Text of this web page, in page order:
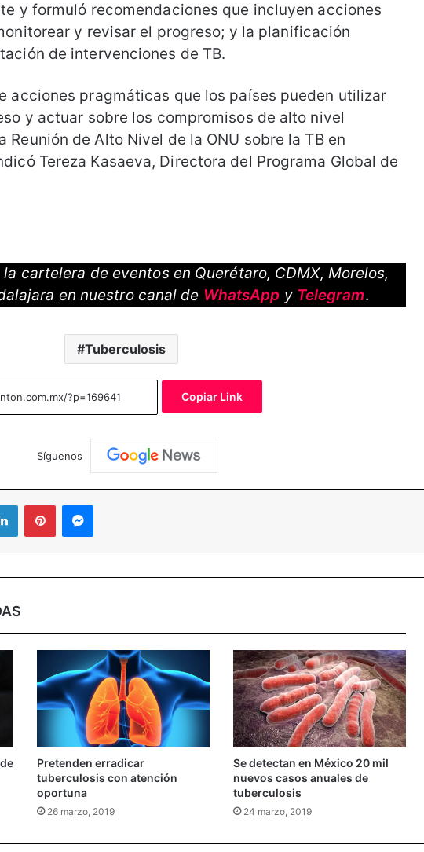
y formuló recomendaciones que incluyen acciones
y revisar el progreso; y la planificación
de intervenciones de TB.
acciones pragmáticas que los países pueden utilizar
y actuar sobre los compromisos de alto nivel
Reunión de Alto Nivel de la ONU sobre la TB en
Tereza Kasaeva, Directora del Programa Global de
cartelera de eventos en Querétaro, CDMX, Morelos,
en nuestro canal de WhatsApp y Telegram.
Tuberculosis
Copiar Link
Síguenos
LinkedInPinterestMessenger
Pretenden erradicar
tuberculosis con atención
oportuna
26 marzo, 2019
Se detectan en México 20 mil
nuevos casos anuales de
tuberculosis
24 marzo, 2019